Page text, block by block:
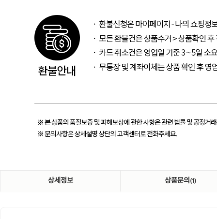
상세정보 상품문의 (1)